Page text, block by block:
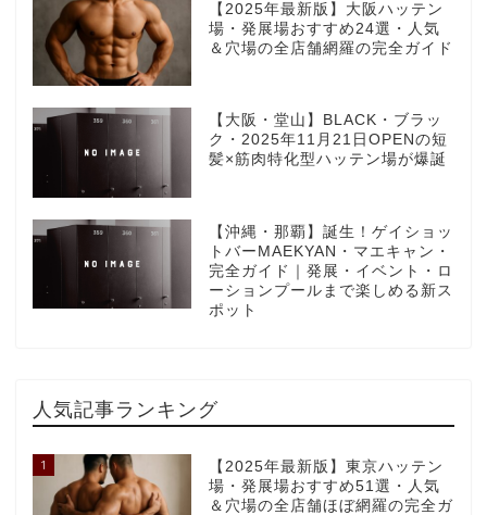
【2025年最新版】大阪ハッテン
場・発展場おすすめ24選・人気
＆穴場の全店舗網羅の完全ガイド
【大阪・堂山】BLACK・ブラッ
ク・2025年11月21日OPENの短
髪×筋肉特化型ハッテン場が爆誕
【沖縄・那覇】誕生！ゲイショッ
トバーMAEKYAN・マエキャン・
完全ガイド｜発展・イベント・ロ
ーションプールまで楽しめる新ス
ポット
人気記事ランキング
1
【2025年最新版】東京ハッテン
場・発展場おすすめ51選・人気
＆穴場の全店舗ほぼ網羅の完全ガ